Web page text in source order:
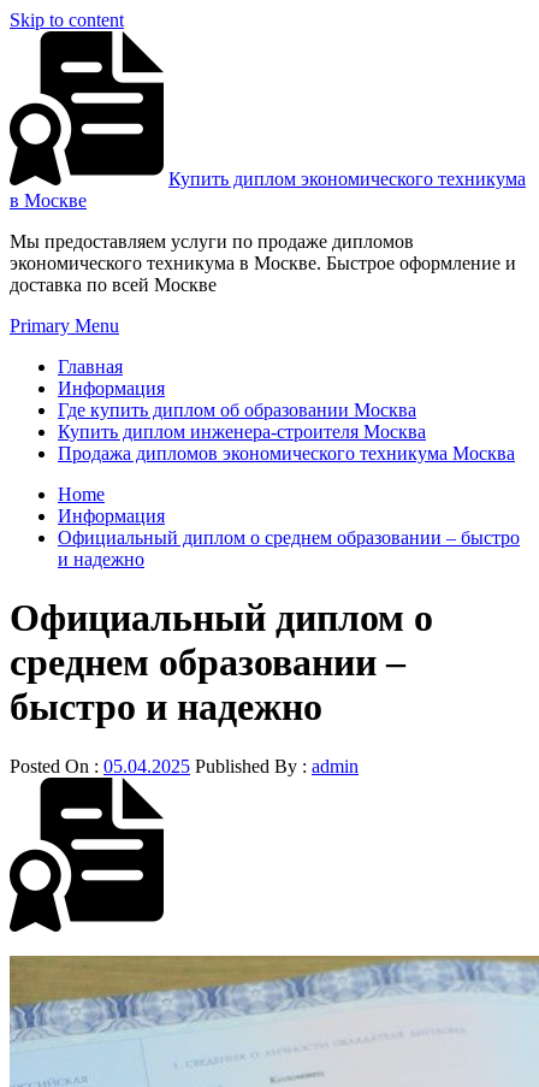
Skip to content
Купить диплом экономического техникума
в Москве
Мы предоставляем услуги по продаже дипломов
экономического техникума в Москве. Быстрое оформление и
доставка по всей Москве
Primary Menu
Главная
Информация
Где купить диплом об образовании Москва
Купить диплом инженера-строителя Москва
Продажа дипломов экономического техникума Москва
Home
Информация
Официальный диплом о среднем образовании – быстро
и надежно
Официальный диплом о
среднем образовании –
быстро и надежно
Posted On : 05.04.2025 Published By : admin